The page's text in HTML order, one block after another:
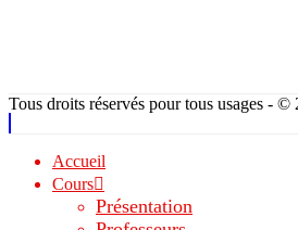
Tous droits réservés pour tous usages -
Accueil
Cours
Présentation